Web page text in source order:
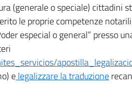
(generale o speciale) cittadini
le proprie competenze
especial o general” presso
elegalizzare la traduzione